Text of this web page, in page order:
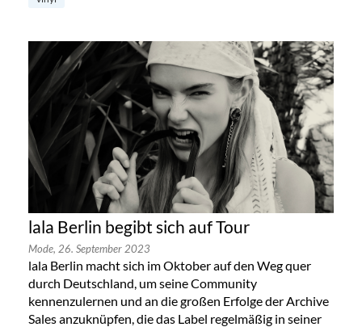
lala Berlin begibt sich auf Tour
Mode, 26. September 2023
lala Berlin macht sich im Oktober auf den Weg quer
durch Deutschland, um seine Community
kennenzulernen und an die großen Erfolge der Archive
Sales anzuknüpfen, die das Label regelmäßig in seiner